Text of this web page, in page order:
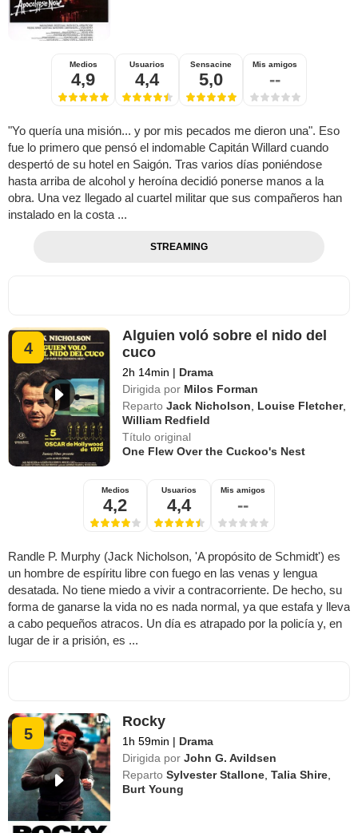
Medios
4,9
Usuarios
4,4
Sensacine
5,0
Mis amigos
--
"Yo quería una misión... y por mis pecados me dieron una". Eso
fue lo primero que pensó el indomable Capitán Willard cuando
despertó de su hotel en Saigón. Tras varios días poniéndose
hasta arriba de alcohol y heroína decidió ponerse manos a la
obra. Una vez llegado al cuartel militar que sus compañeros han
instalado en la costa ...
STREAMING
4
Alguien voló sobre el nido del
cuco
2h 14min | Drama
Dirigida por Milos Forman
Reparto Jack Nicholson Louise Fletcher,
William Redfield
Título original
One Flew Over the Cuckoo's Nest
Medios
4,2
Usuarios
4,4
Mis amigos
--
Randle P. Murphy (Jack Nicholson, 'A propósito de Schmidt') es
un hombre de espíritu libre con fuego en las venas y lengua
desatada. No tiene miedo a vivir a contracorriente. De hecho, su
forma de ganarse la vida no es nada normal, ya que estafa y lleva
a cabo pequeños atracos. Un día es atrapado por la policía y, en
lugar de ir a prisión, es ...
5
Rocky
1h 59min | Drama
Dirigida por John G. Avildsen
Reparto Sylvester Stallone ,Talia Shire
Burt Young